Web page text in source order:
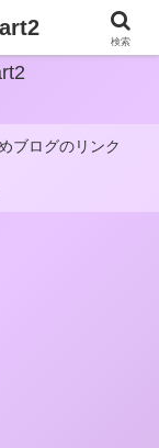
ブログのリンク
検索